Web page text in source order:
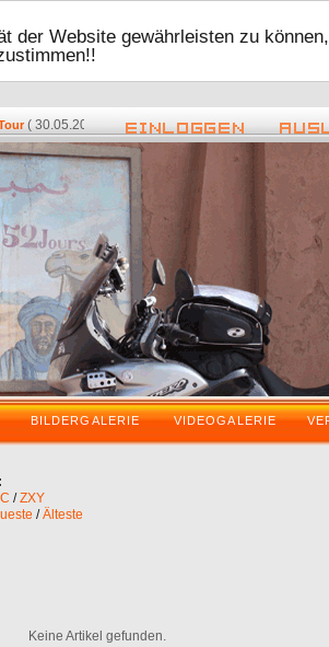
Website gewährleisten zu
( 30.05.2016 - 17:48 ) -Zurück vom VDT 2016 (
BILDERGALERIE VIDEOGALERIE
/ZXY
/Älteste
Keine Artikel gefunden.